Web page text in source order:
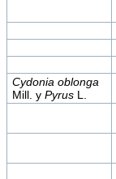
Cydonia oblonga
Mill. y PyrusL.